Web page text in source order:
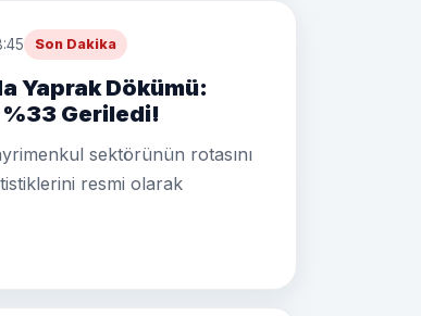
Son Dakika
Yaprak Dökümü:
%33 Geriledi!
sektörünün rotasını
resmi olarak